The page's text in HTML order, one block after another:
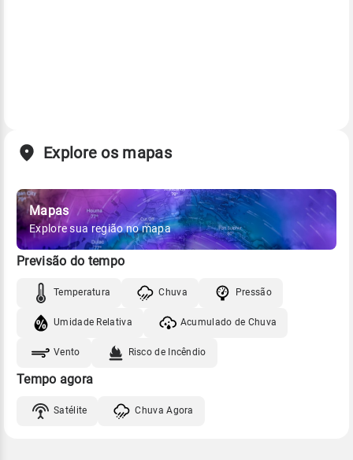
Explore os mapas
Mapas
Explore sua região no mapa
Previsão do tempo
Temperatura Chuva Pressão
Umidade Relativa Acumulado de Chuva
Vento Risco de Incêndio
Tempo agora
Satélite Chuva Agora